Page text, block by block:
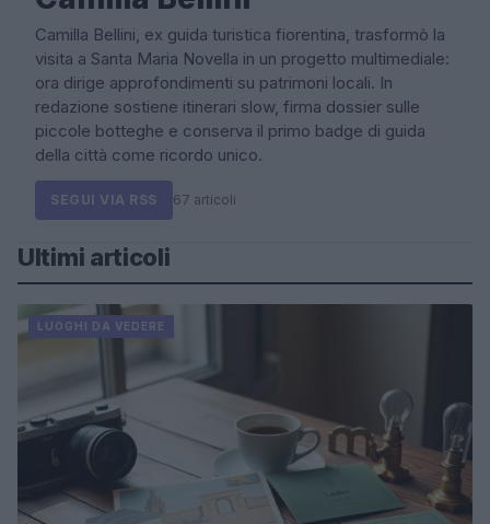
Camilla Bellini, ex guida turistica fiorentina, trasformò la
visita a Santa Maria Novella in un progetto multimediale:
ora dirige approfondimenti su patrimoni locali. In
redazione sostiene itinerari slow, firma dossier sulle
piccole botteghe e conserva il primo badge di guida
della città come ricordo unico.
SEGUI VIA RSS 67 articoli
Ultimi articoli
LUOGHI DA VEDERE